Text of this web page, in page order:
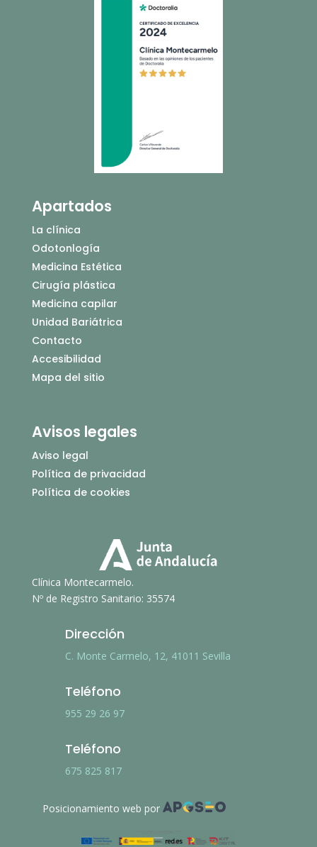
Apartados
La clínica
Odotonlogía
Medicina Estética
Cirugía plástica
Medicina capilar
Unidad Bariátrica
Contacto
Accesibilidad
Mapa del sitio
Avisos legales
Aviso legal
Política de privacidad
Política de cookies
Clínica Montecarmelo.
Nº de Registro Sanitario: 35574
Dirección
C. Monte Carmelo, 12, 41011 Sevilla
Teléfono
955 29 26 97
Teléfono
675 825 817
Posicionamiento web por